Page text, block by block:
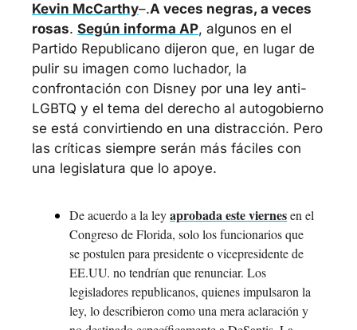
Kevin McCarthy–.A veces negras, a veces
rosas. Según informa AP, algunos en el
Partido Republicano dijeron que, en lugar de
pulir su imagen como luchador, la
confrontación con Disney por una ley anti-
LGBTQ y el tema del derecho al autogobierno
se está convirtiendo en una distracción. Pero
las críticas siempre serán más fáciles con
una legislatura que lo apoye.
De acuerdo a la ley aprobada este viernes en el
Congreso de Florida, solo los funcionarios que
se postulen para presidente o vicepresidente de
EE.UU. no tendrían que renunciar. Los
legisladores republicanos, quienes impulsaron la
ley, lo describieron como una mera aclaración y